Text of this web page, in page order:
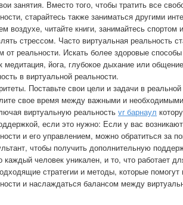
занятия. Вместо того, чтобы тратить все
старайтесь также заниматься другими
воздухе, читайте книги, занимайтесь спортом
стрессом. Часто виртуальная реальность
от реальности. Искать более здоровые
медитация, йога, глубокое дыхание или
в виртуальной реальности.
Поставьте свои цели и задачи в
свое время между важными и
виртуальную реальность vr барнаул
если это нужно: Если у вас
и его управлением, можно обратиться за
чтобы получить дополнительную
каждый человек уникален, и то, что работает
стратегии и методы, которые
и наслаждаться балансом между